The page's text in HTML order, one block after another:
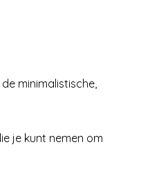
minimalistische,
je kunt nemen om